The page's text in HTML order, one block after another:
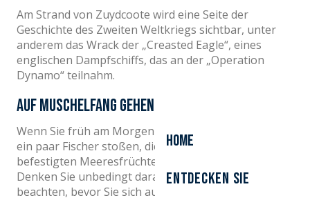
Home
Entdecken Sie
Am Strand von Zuydcoote wird eine Seite der
Geschichte des Zweiten Weltkriegs sichtbar, unter
anderem das Wrack der „Creasted Eagle“, eines
englischen Dampfschiffs, das an der „Operation
Dynamo“ teilnahm.
Auf Muschelfang gehen
Wenn Sie früh am Morgen kommen, werden Sie auf
ein paar Fischer stoßen, die die an den Schiffswracks
befestigten Meeresfrüchte sammeln.
Denken Sie unbedingt daran, die Gezeiten zu
beachten, bevor Sie sich auf